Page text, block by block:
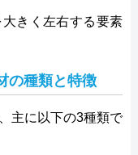
きく左右する要素
の種類と特徴
主に以下の3種類で